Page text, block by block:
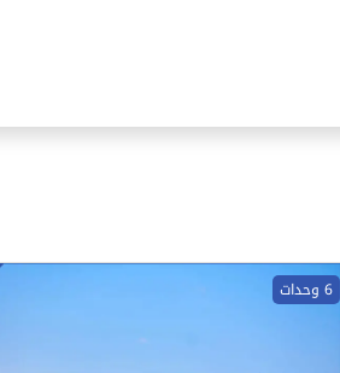
6 وحدات